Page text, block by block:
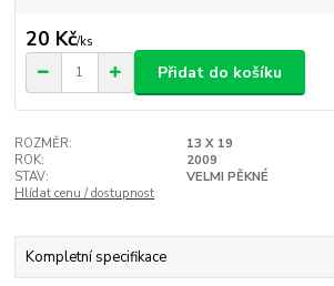
20 Kč/ks
Přidat do košíku
ROZMĚR:
13 X 19
ROK:
2009
STAV:
VELMI PĚKNÉ
Hlídat cenu / dostupnost
Kompletní specifikace